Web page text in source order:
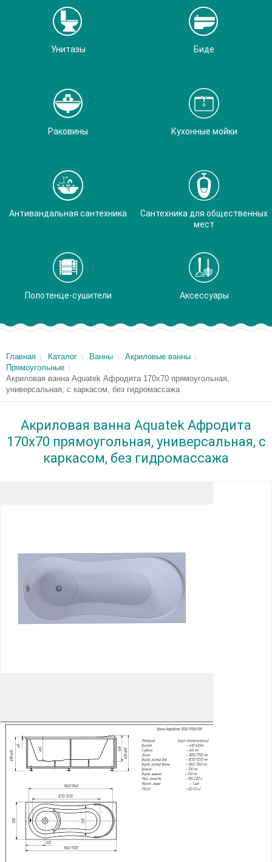
Унитазы Биде
Раковины Кухонные мойки
Антивандальная сантехника
Сантехника для общественных
мест
Полотенце-сушители Аксессуары
Главная Каталог Ванны
Акриловые ванны
Прямоугольные
Акриловая ванна Aquatek Афродита 170x70 прямоугольная,
универсальная, с каркасом, без гидромассажа
Акриловая ванна Aquatek Афродита
170x70 прямоугольная, универсальная, с
каркасом, без гидромассажа